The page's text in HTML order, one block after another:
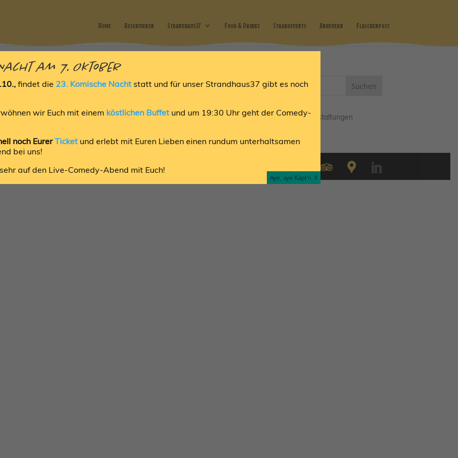
Home Reservieren Strandhaus37 Food & Drinks Strandevents Anheuern Flaschenpost
Alle Veranstaltungen
2026 |Bäckerei Küster GmbH |Impressum
am 7. Oktober
findet die 23. Komische Nacht statt und für unser Strandhaus37 gibt es noch
wir Euch mit einem köstlichen Buffetund um 19:30 Uhr geht der Comedy-
noch EurerTicket und erlebt mit Euren Lieben einen rundum unterhaltsamen
bei uns!
auf den Live-Comedy-Abend mit Euch!
Aye, aye Käpt'n. X